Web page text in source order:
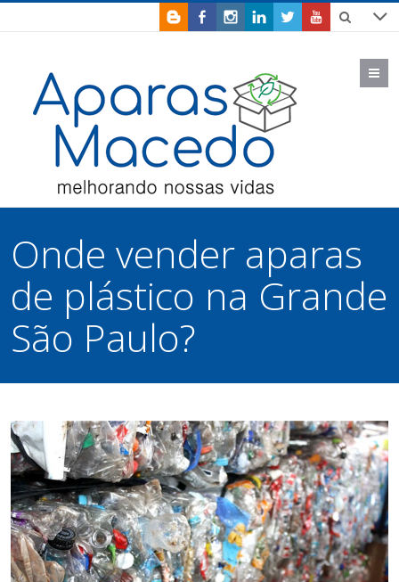
Onde vender aparas
de plástico na Grande
São Paulo?